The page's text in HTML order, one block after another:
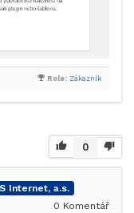
Role: Zákazník
0
Internet, a.s.
0 Komentář